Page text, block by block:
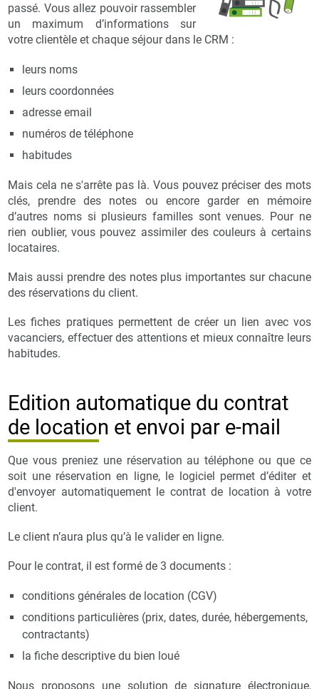
passé. Vous allez pouvoir rassembler
un maximum d’informations sur
votre clientèle et chaque séjour dans le CRM :
leurs noms
leurs coordonnées
adresse email
numéros de téléphone
habitudes
Mais cela ne s'arrête pas là. Vous pouvez préciser des mots
clés, prendre des notes ou encore garder en mémoire
d’autres noms si plusieurs familles sont venues. Pour ne
rien oublier, vous pouvez assimiler des couleurs à certains
locataires.
Mais aussi prendre des notes plus importantes sur chacune
des réservations du client.
Les fiches pratiques permettent de créer un lien avec vos
vacanciers, effectuer des attentions et mieux connaître leurs
habitudes.
Edition automatique du contrat
de location et envoi par e-mail
Que vous preniez une réservation au téléphone ou que ce
soit une réservation en ligne, le logiciel permet d’éditer et
d'envoyer automatiquement le contrat de location à votre
client.
Le client n’aura plus qu’à le valider en ligne.
Pour le contrat, il est formé de 3 documents :
conditions générales de location (CGV)
conditions particulières (prix, dates, durée, hébergements,
contractants)
la fiche descriptive du bien loué
Nous proposons une solution de signature électronique,